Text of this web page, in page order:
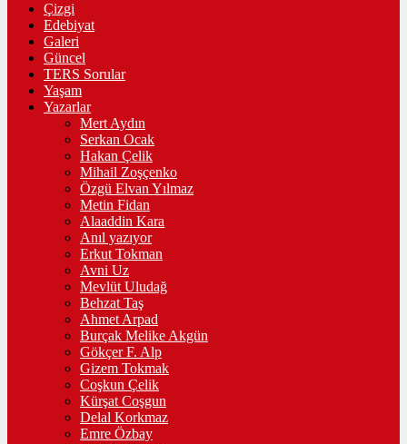
Çizgi
Edebiyat
Galeri
Güncel
TERS Sorular
Yaşam
Yazarlar
Mert Aydın
Serkan Ocak
Hakan Çelik
Mihail Zoşçenko
Özgü Elvan Yılmaz
Metin Fidan
Alaaddin Kara
Anıl yazıyor
Erkut Tokman
Avni Uz
Mevlüt Uludağ
Behzat Taş
Ahmet Arpad
Burçak Melike Akgün
Gökçer F. Alp
Gizem Tokmak
Coşkun Çelik
Kürşat Coşgun
Delal Korkmaz
Emre Özbay